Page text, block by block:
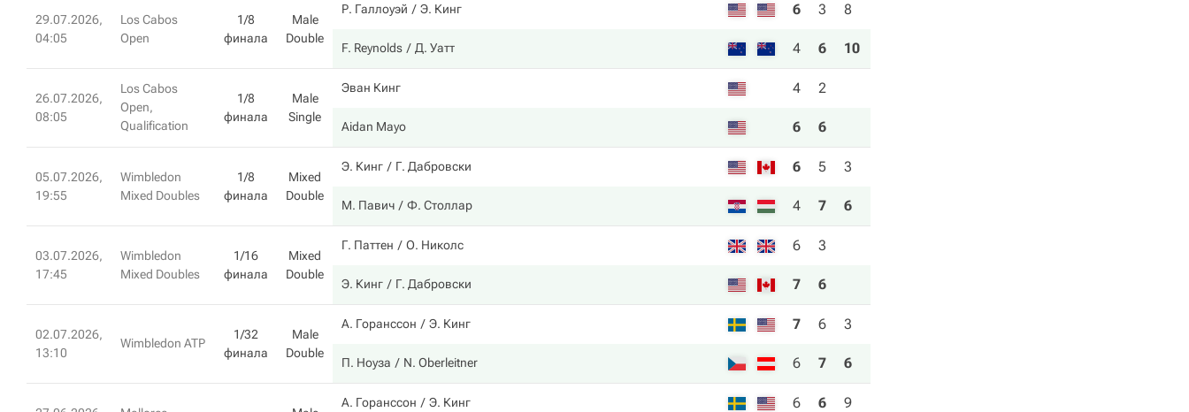
29.07.2026,
04:05
Los Cabos
Open
1/8
финала
Male
Double
Р. Галлоуэй Э. Кинг 6 3 8
F. Reynolds Д. Уатт 4 6 10
26.07.2026,
08:05
Los Cabos
Open,
Qualification
1/8
финала
Male
Single
Эван Кинг 4 2
Aidan Mayo 6 6
05.07.2026,
19:55
Wimbledon
Mixed Doubles
1/8
финала
Mixed
Double
Э. Кинг Г. Дабровски 6 5 3
М. Павич Ф. Столлар 4 7 6
03.07.2026,
17:45
Wimbledon
Mixed Doubles
1/16
финала
Mixed
Double
Г. Паттен О. Николс 6 3
Э. Кинг Г. Дабровски 7 6
02.07.2026,
13:10
Wimbledon ATP
1/32
финала
Male
Double
А. Горанссон Э. Кинг 7 6 3
П. Ноуза N. Oberleitner 6 7 6
А. Горанссон Э. Кинг 6 6 9